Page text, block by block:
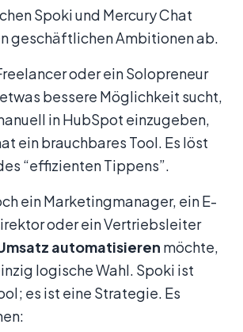
Spoki und Mercury Chat
geschäftlichen Ambitionen ab.
oder ein Solopreneur
bessere Möglichkeit sucht,
in HubSpot einzugeben,
ein brauchbares Tool. Es löst
“effizienten Tippens”.
ein Marketingmanager, ein E-
oder ein Vertriebsleiter
automatisieren möchte,
logische Wahl. Spoki ist
es ist eine Strategie. Es